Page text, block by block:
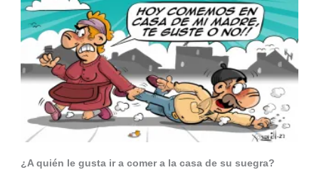
¿A quién le gusta ir a comer a la casa de su suegra?